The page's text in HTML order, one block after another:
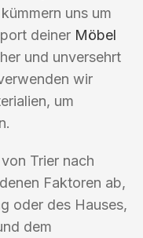
uns um
deiner Möbel
und unversehrt
wir
um
Trier nach
Faktoren ab,
oder des Hauses,
dem